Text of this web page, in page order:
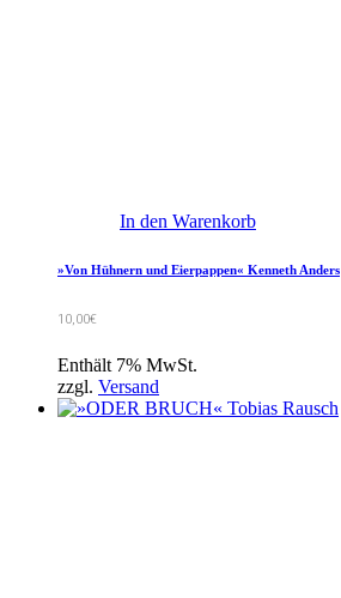
In den Warenkorb
»Von Hühnern und Eierpappen« Kenneth Anders
10,00€
Enthält 7% MwSt.
zzgl. Versand